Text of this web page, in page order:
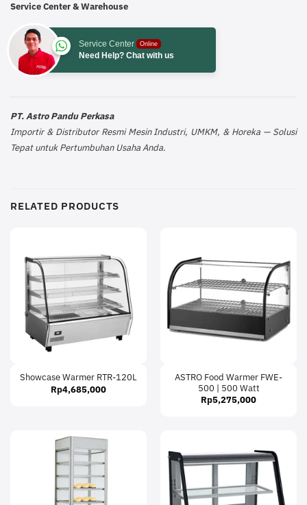
Service Center & Warehouse
Service Center Online
Need Help? Chat with us
PT. Astro Pandu Perkasa
Importir & Distributor Resmi Mesin Industri, UMKM, & Horeka — Solusi
Tepat untuk Pertumbuhan Usaha Anda.
RELATED PRODUCTS
Showcase Warmer RTR-120L
Rp4,685,000
ASTRO Food Warmer FWE-
500 | 500 Watt
Rp5,275,000